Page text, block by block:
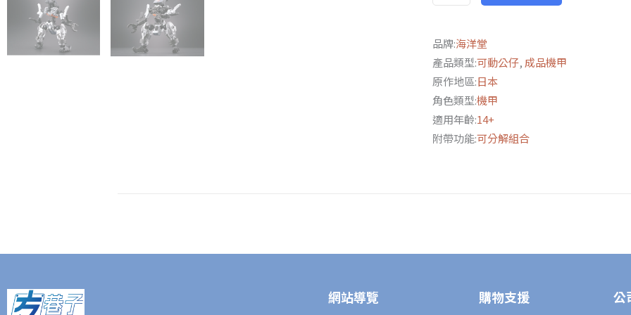
品牌:海洋堂
產品類型:可動公仔, 成品機甲
原作地區:日本
角色類型:機甲
適用年齡:14+
附帶功能:可分解組合
網站導覽 購物支援 公